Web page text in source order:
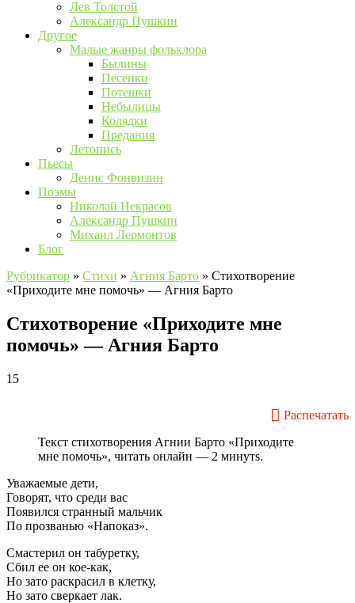
Лев Толстой
Александр Пушкин
Другое
Малые жанры фольклора
Былины
Песенки
Потешки
Небылицы
Колядки
Предания
Летопись
Пьесы
Денис Фонвизин
Поэмы
Николай Некрасов
Александр Пушкин
Михаил Лермонтов
Блог
Рубрикатор » Стихи » Агния Барто » Стихотворение
«Приходите мне помочь» — Агния Барто
Стихотворение «Приходите мне
помочь» — Агния Барто
15
Распечатать
Текст стихотворения Агнии Барто «Приходите
мне помочь», читать онлайн — 2 минутs.
Уважаемые дети,
Говорят, что среди вас
Появился странный мальчик
По прозванью «Напоказ».
Смастерил он табуретку,
Сбил ее он кое-как,
Но зато раскрасил в клетку,
Но зато сверкает лак.